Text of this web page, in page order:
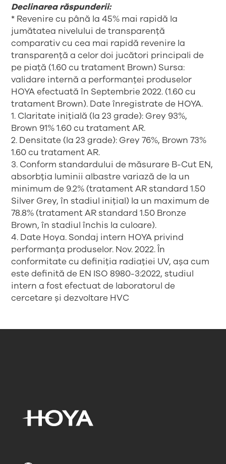
Declinarea răspunderii:
* Revenire cu până la 45% mai rapidă la
jumătatea nivelului de transparență
comparativ cu cea mai rapidă revenire la
transparență a celor doi jucători principali de
pe piață (1.60 cu tratament Brown) Sursa:
validare internă a performanței produselor
HOYA efectuată în Septembrie 2022. (1.60 cu
tratament Brown). Date înregistrate de HOYA.
1. Claritate inițială (la 23 grade): Grey 93%,
Brown 91% 1.60 cu tratament AR.
2. Densitate (la 23 grade): Grey 76%, Brown 73%
1.60 cu tratament AR.
3. Conform standardului de măsurare B-Cut EN,
absorbția luminii albastre variază de la un
minimum de 9.2% (tratament AR standard 1.50
Silver Grey, în stadiul inițial) la un maximum de
78.8% (tratament AR standard 1.50 Bronze
Brown, în stadiul închis la culoare).
4. Date Hoya. Sondaj intern HOYA privind
performanța produselor. Nov. 2022. În
conformitate cu definiția radiației UV, așa cum
este definită de EN ISO 8980-3:2022, studiul
intern a fost efectuat de laboratorul de
cercetare și dezvoltare HVC